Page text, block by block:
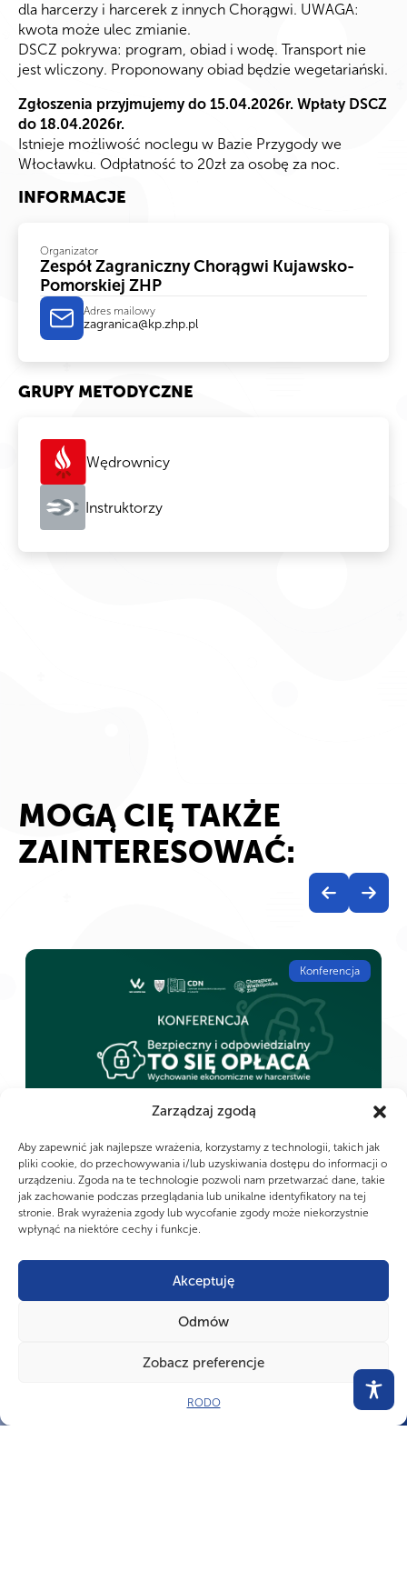
Zarządzaj zgodą
Aby zapewnić jak najlepsze wrażenia, korzystamy z technologii, takich jak
pliki cookie, do przechowywania i/lub uzyskiwania dostępu do informacji o
urządzeniu. Zgoda na te technologie pozwoli nam przetwarzać dane, takie
jak zachowanie podczas przeglądania lub unikalne identyfikatory na tej
stronie. Brak wyrażenia zgody lub wycofanie zgody może niekorzystnie
wpłynąć na niektóre cechy i funkcje.
Akceptuję
Odmów
Zobacz preferencje
RODO
dla harcerzy i harcerek z innych Chorągwi. UWAGA:
kwota może ulec zmianie.
DSCZ pokrywa: program, obiad i wodę. Transport nie
jest wliczony. Proponowany obiad będzie wegetariański.
Zgłoszenia przyjmujemy do 15.04.2026r. Wpłaty DSCZ
do 18.04.2026r.
Istnieje możliwość noclegu w Bazie Przygody we
Włocławku. Odpłatność to 20zł za osobę za noc.
INFORMACJE
Organizator
Zespół Zagraniczny Chorągwi Kujawsko-
Pomorskiej ZHP
Adres mailowy
zagranica@kp.zhp.pl
GRUPY METODYCZNE
Wędrownicy
Instruktorzy
MOGĄ CIĘ TAKŻE
ZAINTERESOWAĆ:
Konferencja
29
Lis
29
Lis
Konferencja instruktorska o wychowaniu ekonomicznym
w harcerstwie – TO SIĘ OPŁACA 2025